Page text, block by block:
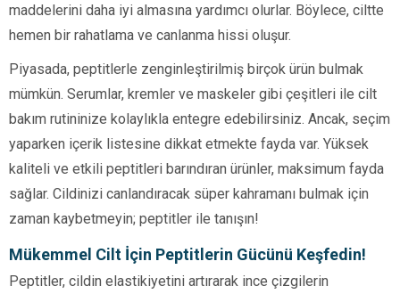
maddelerini daha iyi almasına yardımcı olurlar. Böylece, ciltte
hemen bir rahatlama ve canlanma hissi oluşur.
Piyasada, peptitlerle zenginleştirilmiş birçok ürün bulmak
mümkün. Serumlar, kremler ve maskeler gibi çeşitleri ile cilt
bakım rutininize kolaylıkla entegre edebilirsiniz. Ancak, seçim
yaparken içerik listesine dikkat etmekte fayda var. Yüksek
kaliteli ve etkili peptitleri barındıran ürünler, maksimum fayda
sağlar. Cildinizi canlandıracak süper kahramanı bulmak için
zaman kaybetmeyin; peptitler ile tanışın!
Mükemmel Cilt İçin Peptitlerin Gücünü Keşfedin!
Peptitler, cildin elastikiyetini artırarak ince çizgilerin